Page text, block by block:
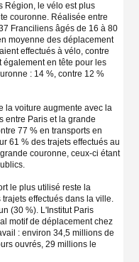
Région, le vélo est plus
couronne. Réalisée entre
Franciliens âgés de 16 à 80
moyenne des déplacement
effectués à vélo, contre
en tête pour les
: 14 %, contre 12 %
la voiture augmente avec la
entre Paris et la grande
77 % en transports en
61 % des trajets effectués au
couronne, ceux-ci étant
le plus utilisé reste la
effectués dans la ville.
(30 %). L'Institut Paris
motif de déplacement chez
: environ 34,5 millions de
ouvrés, 29 millions le